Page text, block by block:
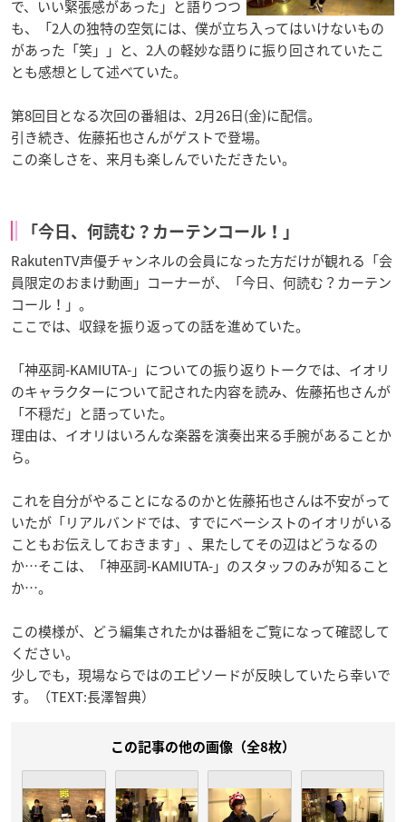
で、いい緊張感があった」と語りつつ
も、「2人の独特の空気には、僕が立ち入ってはいけないもの
があった「笑」」と、2人の軽妙な語りに振り回されていたこ
とも感想として述べていた。
第8回目となる次回の番組は、2月26日(金)に配信。
引き続き、佐藤拓也さんがゲストで登場。
この楽しさを、来月も楽しんでいただきたい。
「今日、何読む？カーテンコール！」
RakutenTV声優チャンネルの会員になった方だけが観れる「会
員限定のおまけ動画」コーナーが、「今日、何読む？カーテン
コール！」。
ここでは、収録を振り返っての話を進めていた。
「神巫詞-KAMIUTA-」についての振り返りトークでは、イオリ
のキャラクターについて記された内容を読み、佐藤拓也さんが
「不穏だ」と語っていた。
理由は、イオリはいろんな楽器を演奏出来る手腕があることか
ら。
これを自分がやることになるのかと佐藤拓也さんは不安がって
いたが「リアルバンドでは、すでにベーシストのイオリがいる
こともお伝えしておきます」、果たしてその辺はどうなるの
か…そこは、「神巫詞-KAMIUTA-」のスタッフのみが知ること
か…。
この模様が、どう編集されたかは番組をご覧になって確認して
ください。
少しでも，現場ならではのエピソードが反映していたら幸いで
す。（TEXT:長澤智典）
この記事の他の画像（全8枚）